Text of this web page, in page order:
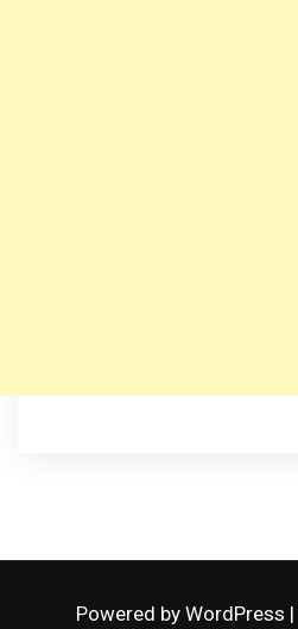
Powered by WordPress |